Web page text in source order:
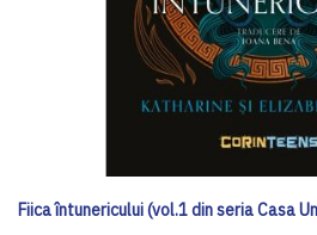
Fiica întunericului (vol.1 din seria Casa